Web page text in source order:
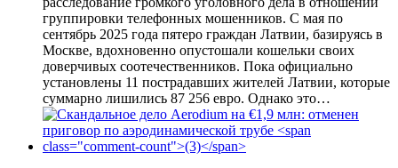
группировки телефонных мошенников. С мая по
сентябрь 2025 года пятеро граждан Латвии, базируясь в
Москве, вдохновенно опустошали кошельки своих
доверчивых соотечественников. Пока официально
установлены 11 пострадавших жителей Латвии, которые
суммарно лишились 87 256 евро. Однако это…